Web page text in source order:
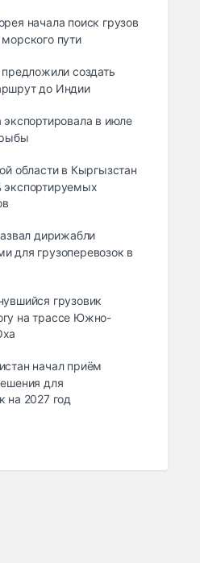
начала поиск грузов
пути
создать
до Индии
экспортировала в июле
области в Кыргызстан
экспортируемых
дирижабли
для грузоперевозок в
грузовик
на трассе Южно-
начал приём
для
на 2027 год